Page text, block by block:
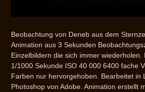
Beobachtung von Deneb aus dem
Animation aus 3 Sekunden
Einzelbildern die sich immer wiederholen.
1/1000 Sekunde ISO 40 000 6400 fache
Farben nur hervorgehoben. Bearbeitet in
Photoshop von Adobe. Animation erstellt